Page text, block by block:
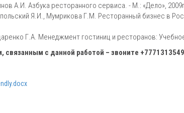
А.И. Азбука ресторанного сервиса. - М.: «Дело»,
Я.И., Мумрикова Г.М. Ресторанный бизнес в
Г.А. Менеджмент гостиниц и ресторанов:
с данной работой – звоните